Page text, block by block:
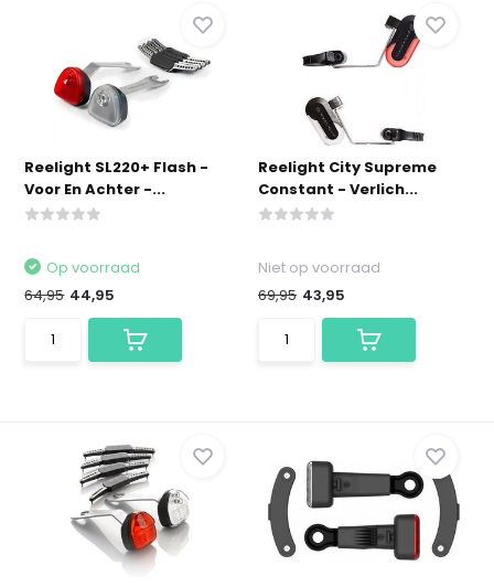
Reelight SL220+ Flash -
Voor En Achter -...
Op voorraad
64,95 44,95
Reelight City Supreme
Constant - Verlich...
Niet op voorraad
69,95 43,95